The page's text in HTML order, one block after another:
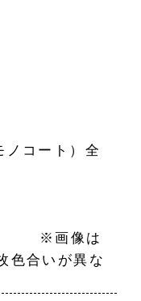
ノコート）全
は
色合いが異な